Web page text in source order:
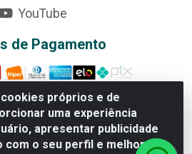
próprios e de
uma experiência
apresentar publicidade
com o seu perfil e melhorar a
YouTube
de Pagamento
Universitária, nº 3860, Jardim das
Anápolis/GO - CEP 75070-415 -